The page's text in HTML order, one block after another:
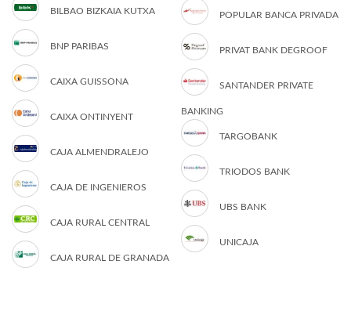
BILBAO BIZKAIA KUTXA
BNP PARIBAS
CAIXA GUISSONA
CAIXA ONTINYENT
CAJA ALMENDRALEJO
CAJA DE INGENIEROS
CAJA RURAL CENTRAL
CAJA RURAL DE GRANADA
POPULAR BANCA PRIVADA
PRIVAT BANK DEGROOF
SANTANDER PRIVATE
BANKING
TARGOBANK
TRIODOS BANK
UBS BANK
UNICAJA